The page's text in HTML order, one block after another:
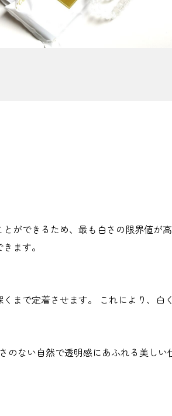
ができるため、最も白さの限界値が
ます。
まで定着させます。 これにより、白
のない自然で透明感にあふれる美しい